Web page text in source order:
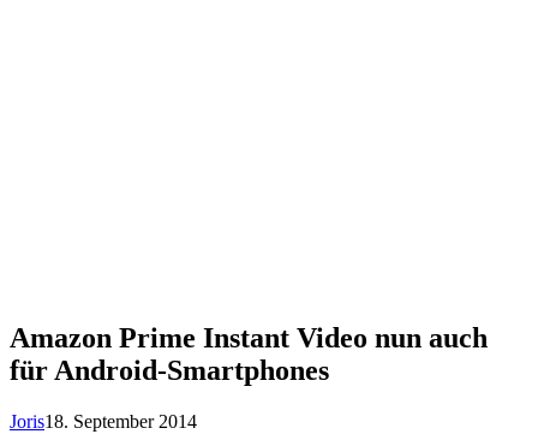
Amazon Prime Instant Video nun auch
für Android-Smartphones
Joris18. September 2014